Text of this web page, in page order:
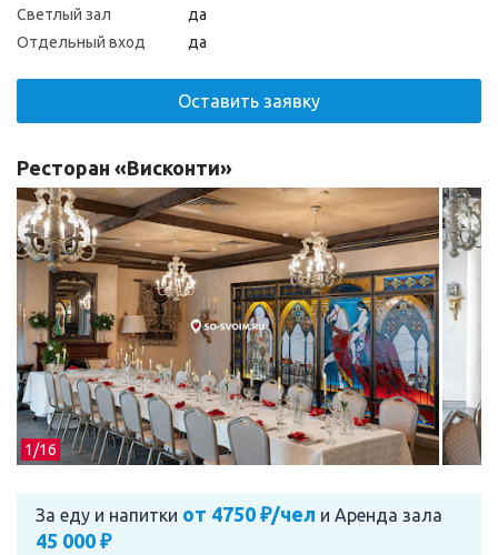
Светлый зал
да
Отдельный вход
да
Оставить заявку
1/16
Ресторан «Висконти»
За еду и напитки от 4750 ₽/чел и Аренда зала
45 000 ₽